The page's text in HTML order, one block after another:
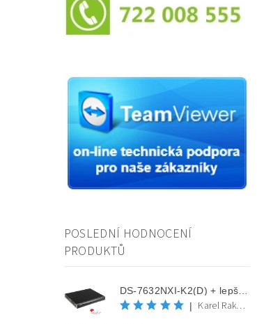
POSLEDNÍ HODNOCENÍ
PRODUKTŮ
DS-7632NXI-K2(D) + lepší cena po registraci
|
Karel Rakovec